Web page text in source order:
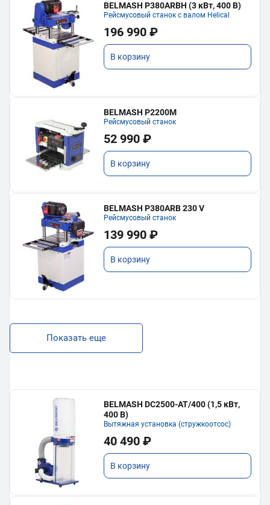
BELMASH P380ARBH (3 кВт, 400 В)
Рейсмусовый станок с валом Helical
196 990 ₽
В корзину
BELMASH P2200M
Рейсмусовый станок
52 990 ₽
В корзину
BELMASH P380ARB 230 V
Рейсмусовый станок
139 990 ₽
В корзину
Показать еще
BELMASH DC2500-AT/400 (1,5 кВт,
400 В)
Вытяжная установка (стружкоотсос)
40 490 ₽
В корзину